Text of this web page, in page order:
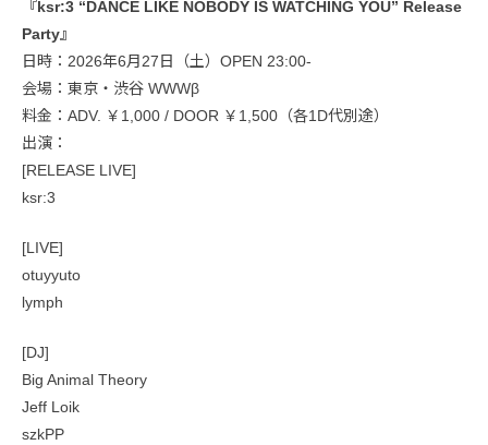
『ksr:3 “DANCE LIKE NOBODY IS WATCHING YOU” Release
Party』
日時：2026年6月27日（土）OPEN 23:00-
会場：東京・渋谷 WWWβ
料金：ADV. ￥1,000 / DOOR ￥1,500（各1D代別途）
出演：
[RELEASE LIVE]
ksr:3
[LIVE]
otuyyuto
lymph
[DJ]
Big Animal Theory
Jeff Loik
szkPP